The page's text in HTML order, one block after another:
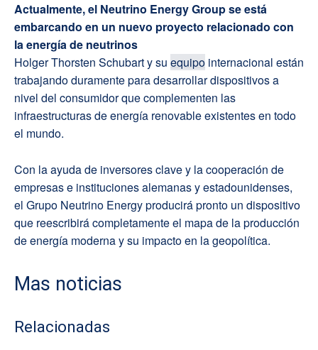
Actualmente, el Neutrino Energy Group se está
embarcando en un nuevo proyecto relacionado con
la energía de neutrinos
Holger Thorsten Schubart y su equipo internacional están
trabajando duramente para desarrollar dispositivos a
nivel del consumidor que complementen las
infraestructuras de energía renovable existentes en todo
el mundo.
Con la ayuda de inversores clave y la cooperación de
empresas e instituciones alemanas y estadounidenses,
el Grupo Neutrino Energy producirá pronto un dispositivo
que reescribirá completamente el mapa de la producción
de energía moderna y su impacto en la geopolítica.
Mas noticias
Relacionadas